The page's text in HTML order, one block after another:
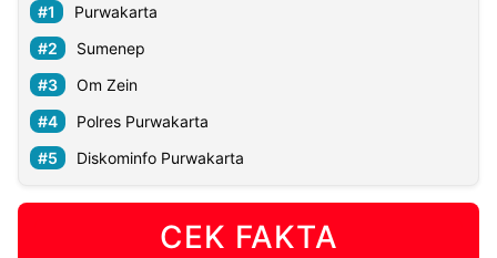
Purwakarta
Sumenep
Om Zein
Polres Purwakarta
Diskominfo Purwakarta
CEK FAKTA